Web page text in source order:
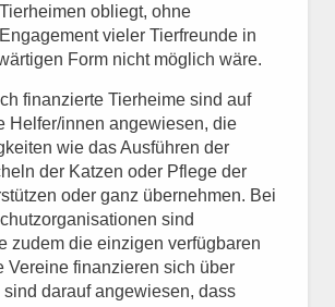
obliegt, ohne
vieler Tierfreunde in
Form nicht möglich wäre.
finanzierte Tierheime sind auf
Helfer/innen angewiesen, die
wie das Ausführen der
der Katzen oder Pflege der
oder ganz übernehmen. Bei
sind
zudem die einzigen verfügbaren
Vereine finanzieren sich über
darauf angewiesen, dass